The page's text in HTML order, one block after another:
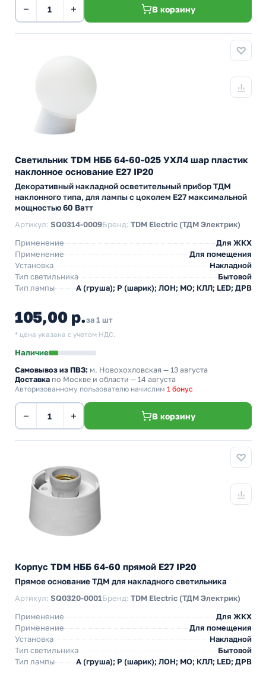
− + В корзину
Светильник TDM НББ 64-60-025 УХЛ4 шар пластик
наклонное основание E27 IP20
Декоративный накладной осветительный прибор ТДМ
наклонного типа, для лампы с цоколем E27 максимальной
мощностью 60 Ватт
Артикул: SQ0314-0009Бренд: TDM Electric (ТДМ Электрик)
Применение
Для ЖКХ
Применение
Для помещения
Установка
Накладной
Тип светильника
Бытовой
Тип лампы
A (груша); P (шарик); ЛОН; МО; КЛЛ; LED; ДРВ
105,00 р.за 1 шт
* цена указана с учетом НДС.
Наличие
Самовывоз из ПВЗ: м. Новохохловская — 13 августа
Доставка по Москве и области — 14 августа
Авторизованному пользователю начислим 1 бонус
− + В корзину
Корпус TDM НББ 64-60 прямой E27 IP20
Прямое основание ТДМ для накладного светильника
Артикул: SQ0320-0001Бренд: TDM Electric (ТДМ Электрик)
Применение
Для ЖКХ
Применение
Для помещения
Установка
Накладной
Тип светильника
Бытовой
Тип лампы
A (груша); P (шарик); ЛОН; МО; КЛЛ; LED; ДРВ